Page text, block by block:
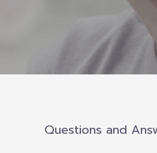
---- เจตนารมณ์ของ พ.ร.บ.
---- พ.ร.บ. และอนุบัญญัติ
---- พ.ร.ฎ. ขยายเวลาใช้บั
การศึกษา พ.ศ. 2562
Questions and